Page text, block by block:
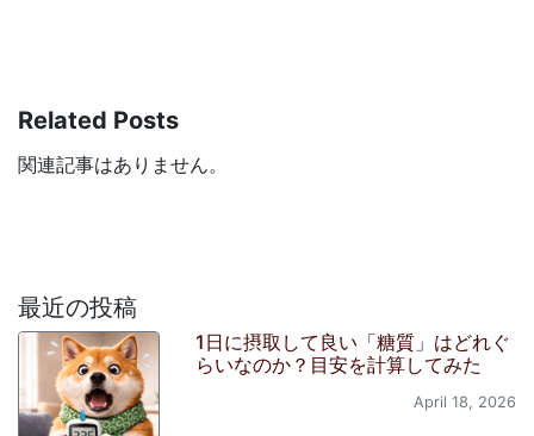
Related Posts
関連記事はありません。
最近の投稿
1日に摂取して良い「糖質」はどれぐ
らいなのか？目安を計算してみた
April 18, 2026